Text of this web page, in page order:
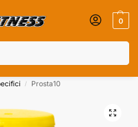
0
nel Carrello!
/ Prosta10